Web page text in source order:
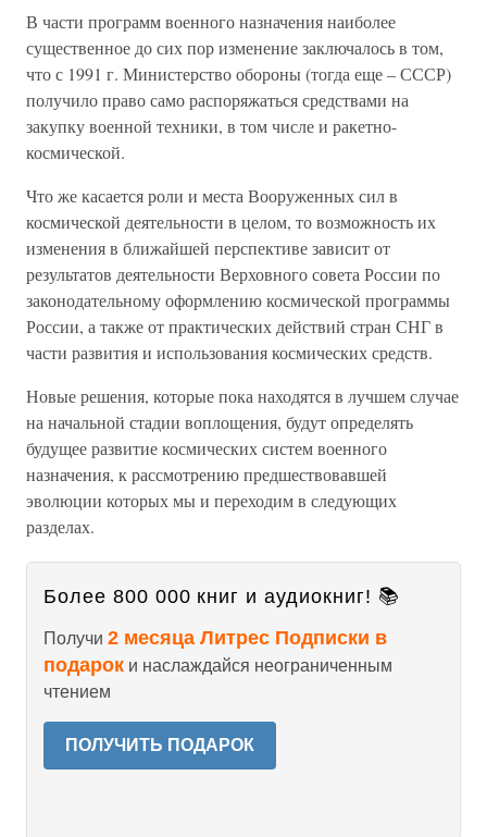
В части программ военного назначения наиболее
существенное до сих пор изменение заключалось в том,
что с 1991 г. Министерство обороны (тогда еще – СССР)
получило право само распоряжаться средствами на
закупку военной техники, в том числе и ракетно-
космической.
Что же касается роли и места Вооруженных сил в
космической деятельности в целом, то возможность их
изменения в ближайшей перспективе зависит от
результатов деятельности Верховного совета России по
законодательному оформлению космической программы
России, а также от практических действий стран СНГ в
части развития и использования космических средств.
Новые решения, которые пока находятся в лучшем случае
на начальной стадии воплощения, будут определять
будущее развитие космических систем военного
назначения, к рассмотрению предшествовавшей
эволюции которых мы и переходим в следующих
разделах.
Более 800 000 книг и аудиокниг! 📚
Получи 2 месяца Литрес Подписки в
подарок и наслаждайся неограниченным
чтением
ПОЛУЧИТЬ ПОДАРОК